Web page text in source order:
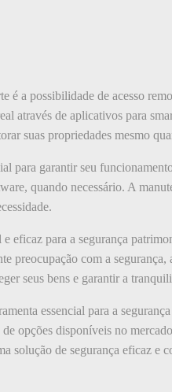
é a possibilidade de acesso
através de aplicativos para
suas propriedades mesmo
para garantir seu
quando necessário. A
eficaz para a segurança
preocupação com a
seus bens e garantir a
essencial para a
opções disponíveis no
solução de segurança eficaz e